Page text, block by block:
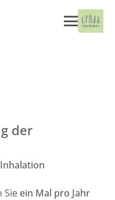
der
Sie ein Mal pro Jahr